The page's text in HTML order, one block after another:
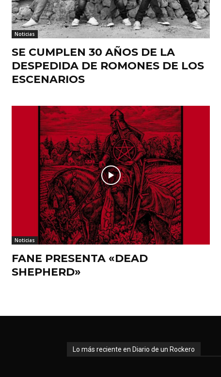
Noticias
SE CUMPLEN 30 AÑOS DE LA
DESPEDIDA DE ROMONES DE LOS
ESCENARIOS
Noticias
FANE PRESENTA «DEAD
SHEPHERD»
Lo más reciente en Diario de un Rockero